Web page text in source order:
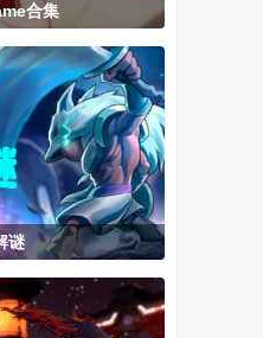
机游
手指
kemopop游戏
直装版
合集
谜